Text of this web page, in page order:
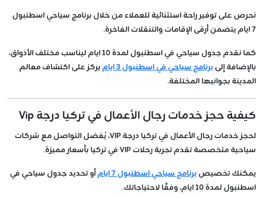
نحرص على توفير راحة استثنائية للعملاء من خلال برنامج سياحي اسطنبول
7 ايام يتضمن أرقى الإقامات والتنقلات الفاخرة.
كما نقدم جدول سياحي في اسطنبول لمدة 10 ايام ليناسب مختلف الأذواق،
بالإضافة إلىبرنامج سياحي في اسطنبول 3 ايام
يركز على اكتشاف معالم
المدينة بجوانبها المختلفة.
كيفية حجز خدمات رجال الأعمال في تركيا درجة Vip
لحجز خدمات رجال الأعمال في تركيا درجة VIP، يُفضل التواصل مع شركات
سياحية متخصصة تقدم تجربة رحلات VIP في تركيا بأسعار مميزة.
يمكنك تخصيصبرنامج سياحي اسطنبول 7 ايام
أو تحديد جدول سياحي في
اسطنبول لمدة 10 ايام، وفقًا لاحتياجاتك.